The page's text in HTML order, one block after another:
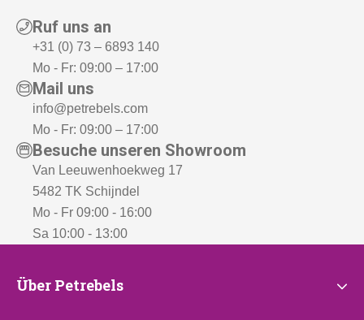
Ruf uns an
+31 (0) 73 – 6893 140
Mo - Fr: 09:00 – 17:00
Mail uns
info@petrebels.com
Mo - Fr: 09:00 – 17:00
Besuche unseren Showroom
Van Leeuwenhoekweg 17
5482 TK Schijndel
Mo - Fr 09:00 - 16:00
Sa 10:00 - 13:00
Über
Über Petrebels